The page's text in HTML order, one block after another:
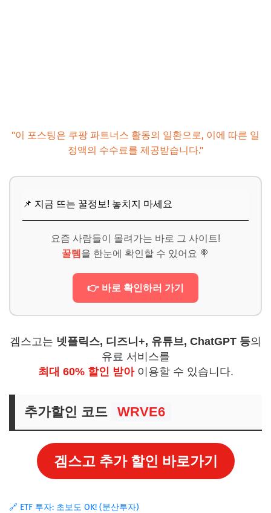
"이 포스팅은 쿠팡 파트너스 활동의 일환으로, 이에 따른 일
정액의 수수료를 제공받습니다."
📌 지금 뜨는 꿀정보! 놓치지 마세요
요즘 사람들이 몰려가는 바로 그 사이트!
꿀템 을 한눈에 확인할 수 있어요 🍭
👉 바로 확인하러 가기
겜스고는 넷플릭스, 디즈니+, 유튜브, ChatGPT 등의
유료 서비스를
최대 60% 할인 받아이용할 수 있습니다.
추가할인 코드 WRVE6
겜스고 추가 할인 바로가기
🔗 ETF 투자: 초보도 OK! (분산투자)